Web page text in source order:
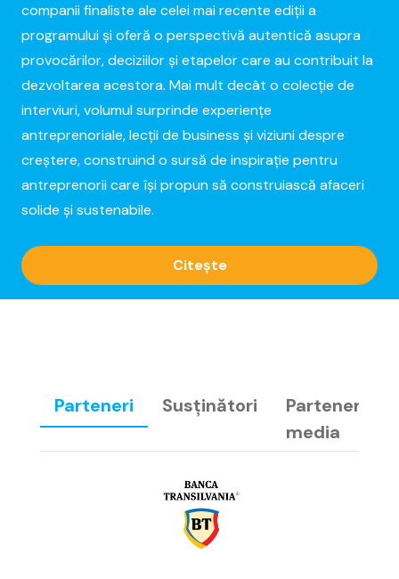
companii finaliste ale celei mai recente ediții a
programului și oferă o perspectivă autentică asupra
provocărilor, deciziilor și etapelor care au contribuit la
dezvoltarea acestora. Mai mult decât o colecție de
interviuri, volumul surprinde experiențe
antreprenoriale, lecții de business și viziuni despre
creștere, construind o sursă de inspirație pentru
antreprenorii care își propun să construiască afaceri
solide și sustenabile.
Citește
Parteneri Susținători
Parteneri
media